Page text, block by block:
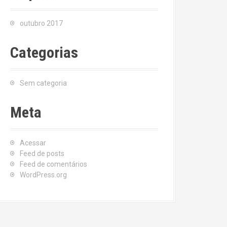
outubro 2017
Categorias
Sem categoria
Meta
Acessar
Feed de posts
Feed de comentários
WordPress.org